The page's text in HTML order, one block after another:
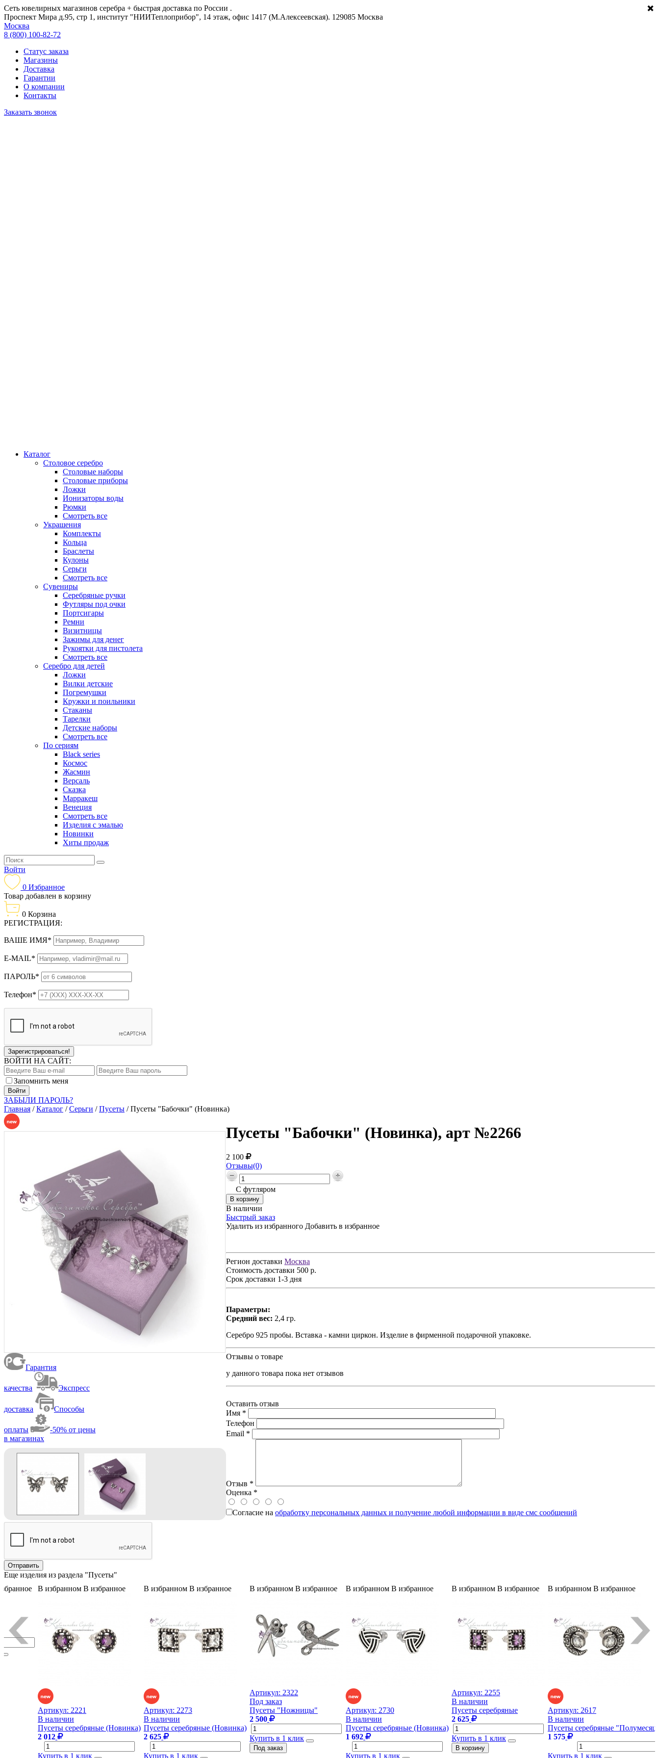
Сеть ювелирных магазинов серебра + быстрая доставка по России .
Проспект Мира д.95, стр 1, институт "НИИТеплоприбор", 14 этаж, офис 1417 (М.Алексеевская). 129085 Москва
Москва
8 (800) 100-82-72
Статус заказа
Магазины
Доставка
Гарантии
О компании
Контакты
Заказать звонок
Каталог
Столовое серебро
Столовые наборы
Столовые приборы
Ложки
Ионизаторы воды
Рюмки
Смотреть все
Украшения
Комплекты
Кольца
Браслеты
Кулоны
Серьги
Смотреть все
Сувениры
Серебряные ручки
Футляры под очки
Портсигары
Ремни
Визитницы
Зажимы для денег
Рукоятки для пистолета
Смотреть все
Серебро для детей
Ложки
Вилки детские
Погремушки
Кружки и поильники
Стаканы
Тарелки
Детские наборы
Смотреть все
По сериям
Black series
Космос
Жасмин
Версаль
Сказка
Марракеш
Венеция
Смотреть все
Изделия с эмалью
Новинки
Хиты продаж
Войти
0 Избранное
Товар добавлен в корзину
0 Корзина
РЕГИСТРАЦИЯ:
ВАШЕ ИМЯ*
E-MAIL*
ПАРОЛЬ*
Телефон*
Зарегистрироваться!
ВОЙТИ НА САЙТ:
Запомнить меня
ЗАБЫЛИ ПАРОЛЬ?
Главная /Каталог /Серьги /Пусеты /Пусеты "Бабочки" (Новинка)
Гарантия
качества Экспресс
доставка Способы
оплаты
-50% от цены
в магазинах
Пусеты "Бабочки" (Новинка), арт №2266
2 100
Отзывы(0)
С футляром
В наличии
Быстрый заказ
Удалить из избранного Добавить в избранное
Регион доставки Москва
Стоимость доставки 500 р.
Срок доставки 1-3 дня
Параметры:
Средний вес: 2,4 гр.
Серебро 925 пробы. Вставка - камни циркон. Изделие в фирменной подарочной упаковке.
Отзывы о товаре
у данного товара пока нет отзывов
Оставить отзыв
Имя *
Телефон
Email *
Отзыв *
Оценка *
Согласие на обработку персональных данных и получение любой информации в виде смс сообщений
Еще изделия из раздела "Пусеты"
В избранном В избранное
Артикул: 2221
В наличии
Пусеты серебряные (Новинка)
2 012
Купить в 1 клик
В избранном В избранное
Артикул: 2273
В наличии
Пусеты серебряные (Новинка)
2 625
Купить в 1 клик
В избранном В избранное
Артикул: 2322
Под заказ
Пусеты "Ножницы"
2 500
Купить в 1 клик
В избранном В избранное
Артикул: 2730
В наличии
Пусеты серебряные (Новинка)
1 692
Купить в 1 клик
В избранном В избранное
Артикул: 2255
В наличии
Пусеты серебряные
2 625
Купить в 1 клик
В избранном В избранное
Артикул: 2617
В наличии
Пусеты серебряные
1 575
Купить в 1 клик